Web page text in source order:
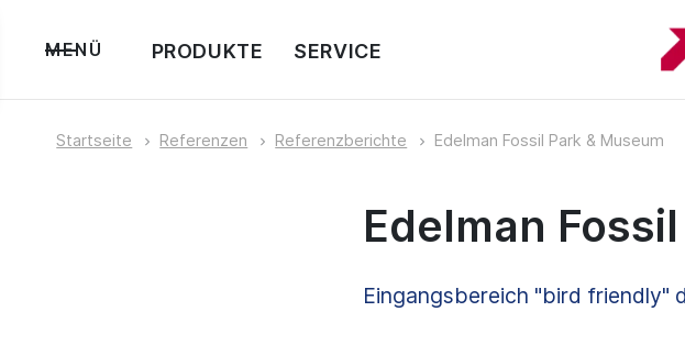
MENÜ PRODUKTE SERVICE
Startseite Referenzen Referenzberichte Edelman Fossil Park & Museum
Edelman
Eingangsbereich "bird friendly"